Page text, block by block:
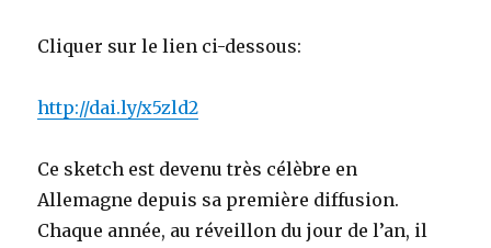
Cliquer sur le lien ci-dessous:
http://dai.ly/x5zld2
Ce sketch est devenu très célèbre en
Allemagne depuis sa première diffusion.
Chaque année, au réveillon du jour de l’an, il